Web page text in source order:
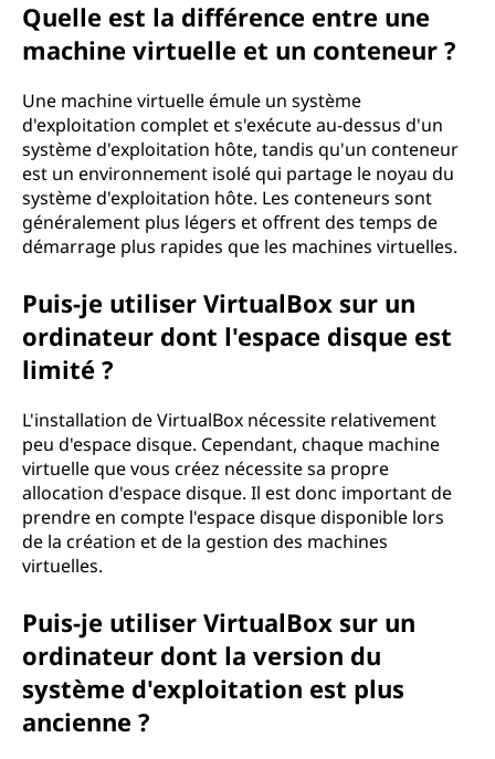
Quelle est la différence entre une
machine virtuelle et un conteneur ?
Une machine virtuelle émule un système
d'exploitation complet et s'exécute au-dessus d'un
système d'exploitation hôte, tandis qu'un conteneur
est un environnement isolé qui partage le noyau du
système d'exploitation hôte. Les conteneurs sont
généralement plus légers et offrent des temps de
démarrage plus rapides que les machines virtuelles.
Puis-je utiliser VirtualBox sur un
ordinateur dont l'espace disque est
limité ?
L'installation de VirtualBox nécessite relativement
peu d'espace disque. Cependant, chaque machine
virtuelle que vous créez nécessite sa propre
allocation d'espace disque. Il est donc important de
prendre en compte l'espace disque disponible lors
de la création et de la gestion des machines
virtuelles.
Puis-je utiliser VirtualBox sur un
ordinateur dont la version du
système d'exploitation est plus
ancienne ?